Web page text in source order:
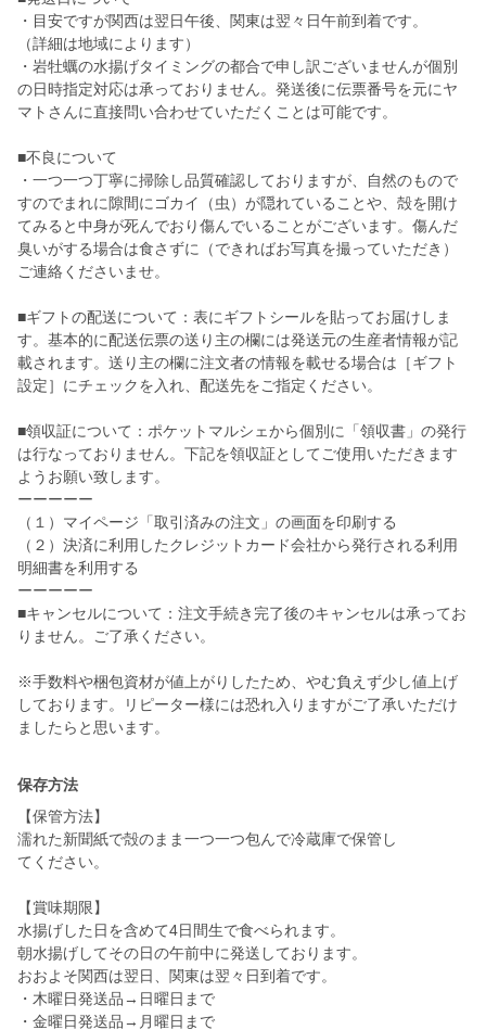
・目安ですが関西は翌日午後、関東は翌々日午前到着です。
（詳細は地域によります）
・岩牡蠣の水揚げタイミングの都合で申し訳ございませんが個別
の日時指定対応は承っておりません。発送後に伝票番号を元にヤ
マトさんに直接問い合わせていただくことは可能です。
■不良について
・一つ一つ丁寧に掃除し品質確認しておりますが、自然のもので
すのでまれに隙間にゴカイ（虫）が隠れていることや、殻を開け
てみると中身が死んでおり傷んでいることがございます。傷んだ
臭いがする場合は食さずに（できればお写真を撮っていただき）
ご連絡くださいませ。
■ギフトの配送について：表にギフトシールを貼ってお届けしま
す。基本的に配送伝票の送り主の欄には発送元の生産者情報が記
載されます。送り主の欄に注文者の情報を載せる場合は［ギフト
設定］にチェックを入れ、配送先をご指定ください。
■領収証について：ポケットマルシェから個別に「領収書」の発行
は行なっておりません。下記を領収証としてご使用いただきます
ようお願い致します。
ーーーーー
（１）マイページ「取引済みの注文」の画面を印刷する
（２）決済に利用したクレジットカード会社から発行される利用
明細書を利用する
ーーーーー
■キャンセルについて：注文手続き完了後のキャンセルは承ってお
りません。ご了承ください。
※手数料や梱包資材が値上がりしたため、やむ負えず少し値上げ
しております。リピーター様には恐れ入りますがご了承いただけ
ましたらと思います。
保存方法
【保管方法】
濡れた新聞紙で殻のまま一つ一つ包んで冷蔵庫で保管し
てください。
【賞味期限】
水揚げした日を含めて4日間生で食べられます。
朝水揚げしてその日の午前中に発送しております。
おおよそ関西は翌日、関東は翌々日到着です。
・木曜日発送品→日曜日まで
・金曜日発送品→月曜日まで